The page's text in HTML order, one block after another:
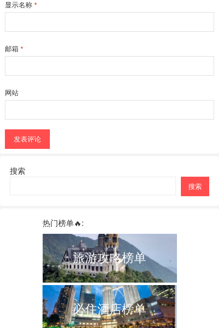
显示名称 *
邮箱 *
网站
搜索
搜索
热门榜单🔥:
旅游攻略榜单
必住酒店榜单